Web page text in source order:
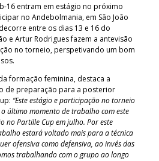
16 entram em estágio no próximo
no Andebolmania, em São João
entre os dias 13 e 16 do
e Artur Rodrigues fazem a antevisão
no torneio, perspetivando um bom
formação feminina, destaca a
de preparação para a posterior
“Este estágio e participação no torneio
último momento de trabalho com este
no Partille Cup em julho. Por este
estará voltado mais para a técnica
ofensiva como defensiva, ao invés das
trabalhando com o grupo ao longo